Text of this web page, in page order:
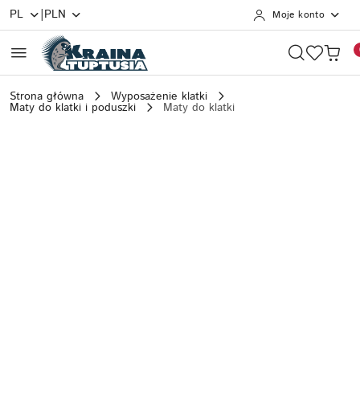
Przejdź do treści głównej
Przejdź do wyszukiwarki
Przejdź do moje konto
Przejdź do menu głównego
Przejdź do opisu produktu
Przejdź do stopki
PL |PLN Moje konto
Strona główna Wyposażenie klatki
Maty do klatki i poduszki Maty do klatki